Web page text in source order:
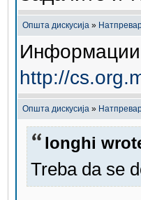
Општа дискусија »
Информации
http://
Општа дискусија »
longhi
Treba da se